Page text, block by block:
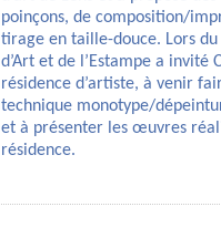
poinçons, de composition/
tirage en taille-douce. Lors
d’Art et de l’Estampe a invité
résidence d’artiste, à venir
technique monotype/
et à présenter les œuvres
résidence.